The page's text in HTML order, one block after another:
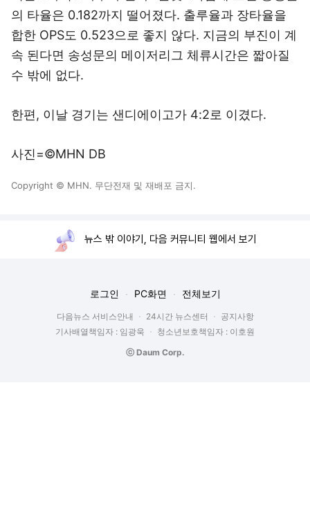
의 타율은 0.182까지 떨어졌다. 출루율과 장타율을
합한 OPS도 0.523으로 좋지 않다. 지금의 부진이 계
속 된다면 송성문의 메이저리그 체류시간은 짧아질
수 밖에 없다.
한편, 이날 경기는 샌디에이고가 4:2로 이겼다.
사진=©MHN DB
Copyright © MHN. 무단전재 및 재배포 금지.
뉴스 밖 이야기, 다음 커뮤니티 웹에서 보기
로그인 PC화면 전체보기
다음뉴스 서비스안내 24시간 뉴스센터
공지사항
기사배열책임자 : 임광욱
청소년보호책임자 : 이호원
ⓒ Daum Corp.